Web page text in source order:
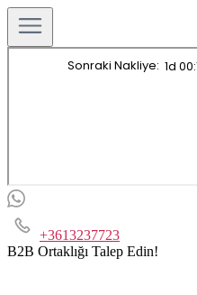
+3613237723
B2B Ortaklığı Talep Edin!